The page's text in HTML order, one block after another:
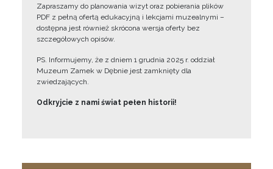
Zapraszamy do planowania wizyt oraz pobierania plików
PDF z pełną ofertą edukacyjną i lekcjami muzealnymi –
dostępna jest również skrócona wersja oferty bez
szczegółowych opisów.
PS. Informujemy, że z dniem 1 grudnia 2025 r. oddział
Muzeum Zamek w Dębnie jest zamknięty dla
zwiedzających.
Odkryjcie z nami świat pełen historii!